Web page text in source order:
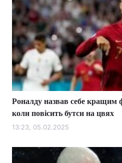
Роналду назвав себе кращим
коли повісить бутси на цвях
13:23, 05.02.2025